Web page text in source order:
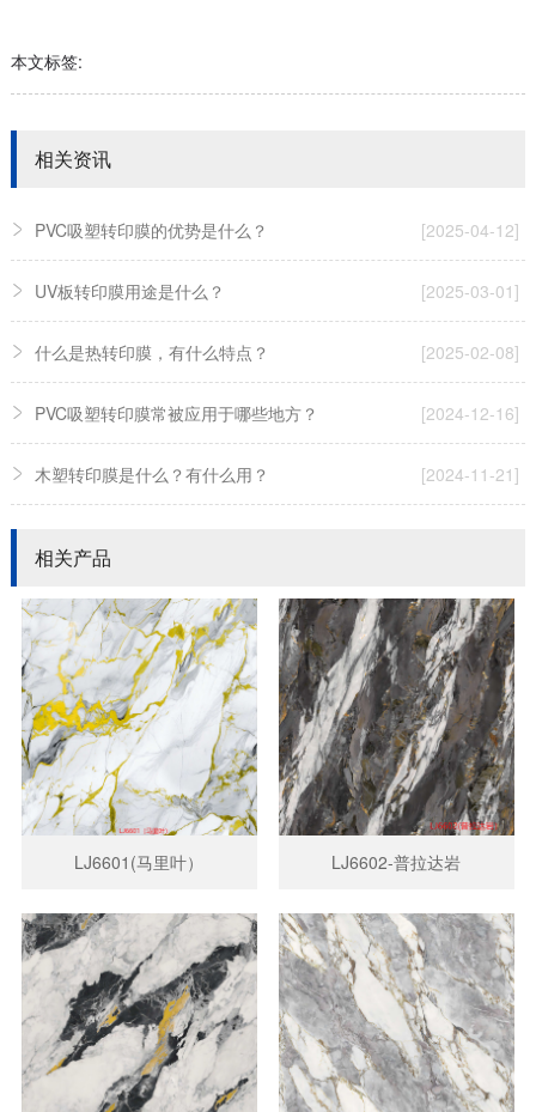
本文标签:
相关资讯
[2025-04-12]
PVC吸塑转印膜的优势是什么？
[2025-03-01]
UV板转印膜用途是什么？
[2025-02-08]
什么是热转印膜，有什么特点？
[2024-12-16]
PVC吸塑转印膜常被应用于哪些地方？
[2024-11-21]
木塑转印膜是什么？有什么用？
相关产品
LJ6601(马里叶） LJ6602-普拉达岩